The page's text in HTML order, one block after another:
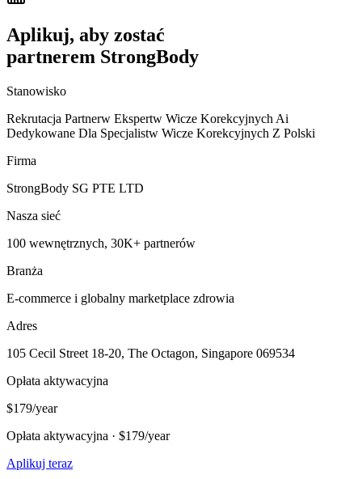
Aplikuj, aby zostać
partnerem StrongBody
Stanowisko
Rekrutacja Partnerw Ekspertw Wicze Korekcyjnych Ai
Dedykowane Dla Specjalistw Wicze Korekcyjnych Z Polski
Firma
StrongBody SG PTE LTD
Nasza sieć
100 wewnętrznych, 30K+ partnerów
Branża
E-commerce i globalny marketplace zdrowia
Adres
105 Cecil Street 18-20, The Octagon, Singapore 069534
Opłata aktywacyjna
$179/year
Opłata aktywacyjna · $179/year
Aplikuj teraz